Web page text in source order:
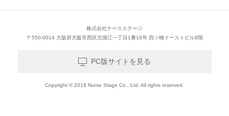
株式会社ナースステージ
〒550-0014 大阪府大阪市西区北堀江一丁目1番18号 四ツ橋イーストビル8階
PC版サイトを見る
Copyright © 2018 Nurse Stage Co., Ltd. All rights reserved.